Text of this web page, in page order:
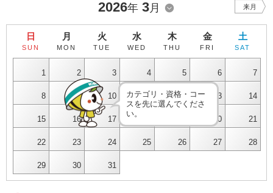
2026年 3月 来月
日
SUN
月
MON
火
TUE
水
WED
木
THU
金
FRI
土
SAT
1 2 3 4 5 6 7
8 9 10 11 12 13 14
15 16 17 20 21
22 23 24 25 26 27 28
29 30 31
カテゴリ・資格・コー
スを先に選んでくださ
い。